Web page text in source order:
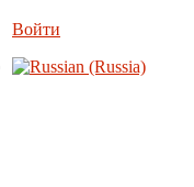
Войти